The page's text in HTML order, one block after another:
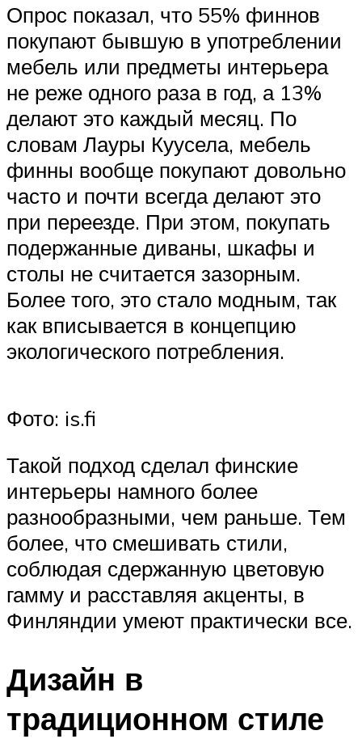
Опрос показал, что 55% финнов
покупают бывшую в употреблении
мебель или предметы интерьера
не реже одного раза в год, а 13%
делают это каждый месяц. По
словам Лауры Куусела, мебель
финны вообще покупают довольно
часто и почти всегда делают это
при переезде. При этом, покупать
подержанные диваны, шкафы и
столы не считается зазорным.
Более того, это стало модным, так
как вписывается в концепцию
экологического потребления.
Фото: is.fi
Такой подход сделал финские
интерьеры намного более
разнообразными, чем раньше. Тем
более, что смешивать стили,
соблюдая сдержанную цветовую
гамму и расставляя акценты, в
Финляндии умеют практически все.
Дизайн в
традиционном стиле